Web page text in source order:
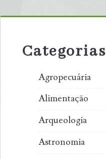
Sidebar
Categorias
Agropecuária
Alimentação
Arqueologia
Astronomia